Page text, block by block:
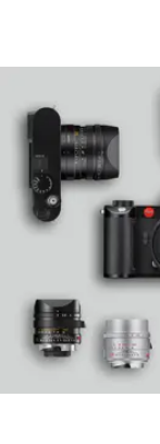
Le viseur
apparaîtra au
de la focale et
Tous les
immédiatement
d’éloigner
optimale lors
liberté dans la
Le Leica M
60 MP
modèles M11-